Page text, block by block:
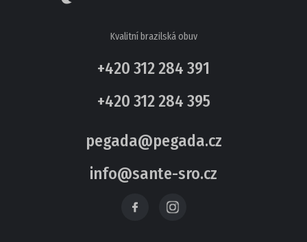
Kvalitní brazilská obuv
+420 312 284 391
+420 312 284 395
pegada@pegada.cz
info@sante-sro.cz